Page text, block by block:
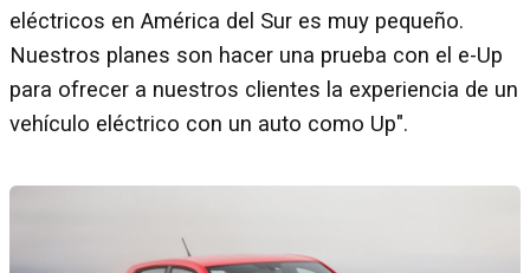
eléctricos en América del Sur es muy pequeño.
Nuestros planes son hacer una prueba con el e-Up
para ofrecer a nuestros clientes la experiencia de un
vehículo eléctrico con un auto como Up".